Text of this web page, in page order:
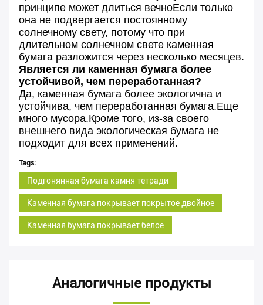
принципе может длиться вечноЕсли только
она не подвергается постоянному
солнечному свету, потому что при
длительном солнечном свете каменная
бумага разложится через несколько месяцев.
Является ли каменная бумага более
устойчивой, чем переработанная?
Да, каменная бумага более экологична и
устойчива, чем переработанная бумага.Еще
много мусора.Кроме того, из-за своего
внешнего вида экологическая бумага не
подходит для всех применений.
Tags:
Подгонянная бумага камня тетради
Каменная бумага покрывает покрытое двойное
Каменная бумага покрывает белое
Аналогичные продукты